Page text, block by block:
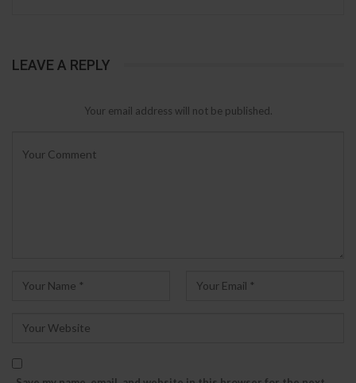
LEAVE A REPLY
Your email address will not be published.